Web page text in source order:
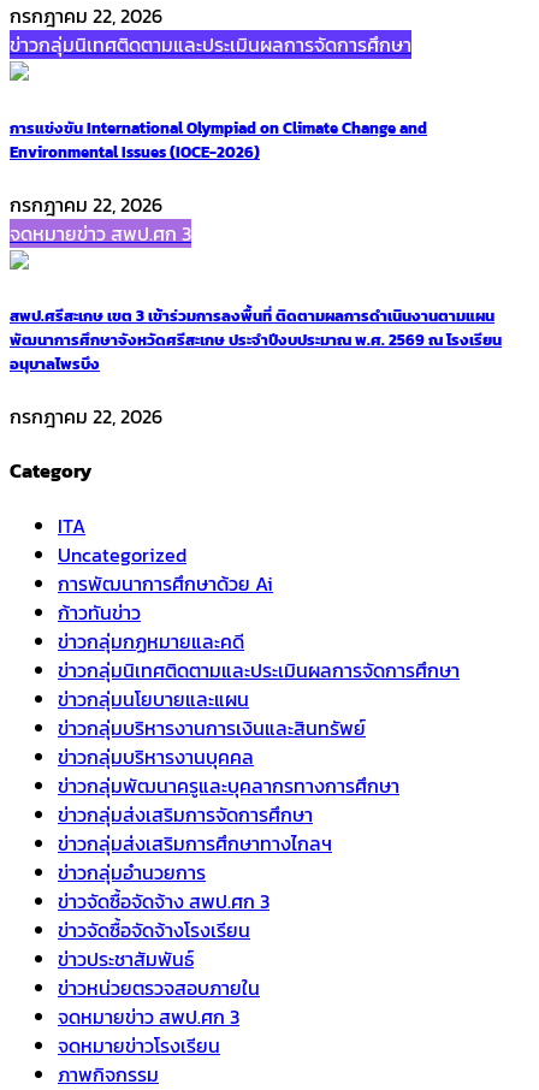
กรกฎาคม 22, 2026
ข่าวกลุ่มนิเทศติดตามและประเมินผลการจัดการศึกษา
การแข่งขัน International Olympiad on Climate Change and
Environmental Issues (IOCE-2026)
กรกฎาคม 22, 2026
จดหมายข่าว สพป.ศก 3
สพป.ศรีสะเกษ เขต 3 เข้าร่วมการลงพื้นที่ ติดตามผลการดำเนินงานตามแผน
พัฒนาการศึกษาจังหวัดศรีสะเกษ ประจำปีงบประมาณ พ.ศ. 2569 ณ โรงเรียน
อนุบาลไพรบึง
กรกฎาคม 22, 2026
Category
ITA
Uncategorized
การพัฒนาการศึกษาด้วย Ai
ก้าวทันข่าว
ข่าวกลุ่มกฏหมายและคดี
ข่าวกลุ่มนิเทศติดตามและประเมินผลการจัดการศึกษา
ข่าวกลุ่มนโยบายและแผน
ข่าวกลุ่มบริหารงานการเงินและสินทรัพย์
ข่าวกลุ่มบริหารงานบุคคล
ข่าวกลุ่มพัฒนาครูและบุคลากรทางการศึกษา
ข่าวกลุ่มส่งเสริมการจัดการศึกษา
ข่าวกลุ่มส่งเสริมการศึกษาทางไกลฯ
ข่าวกลุ่มอำนวยการ
ข่าวจัดซื้อจัดจ้าง สพป.ศก 3
ข่าวจัดซื้อจัดจ้างโรงเรียน
ข่าวประชาสัมพันธ์
ข่าวหน่วยตรวจสอบภายใน
จดหมายข่าว สพป.ศก 3
จดหมายข่าวโรงเรียน
ภาพกิจกรรม